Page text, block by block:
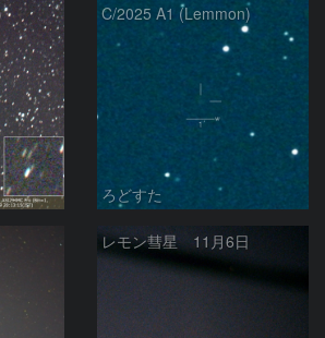
C/2025 A1 (Lemmon)
ろどすた
レモン彗星 11月6日